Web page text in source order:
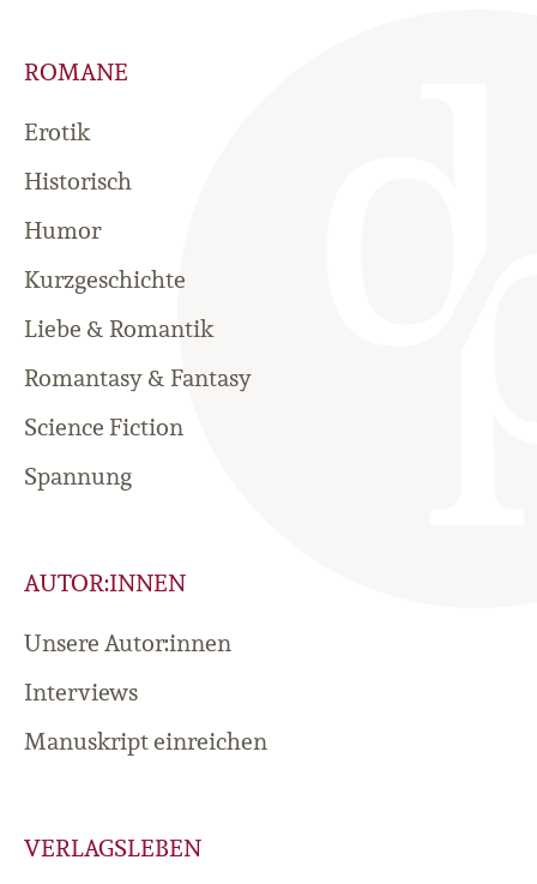
ROMANE
Erotik
Historisch
Humor
Kurzgeschichte
Liebe & Romantik
Romantasy & Fantasy
Science Fiction
Spannung
AUTOR:INNEN
Unsere Autor:innen
Interviews
Manuskript einreichen
VERLAGSLEBEN